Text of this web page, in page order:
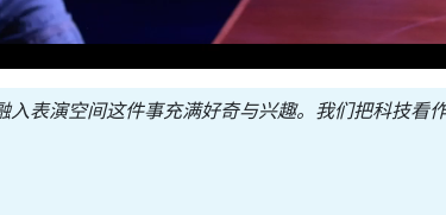
入表演空间这件事充满好奇与兴趣。我们把科技